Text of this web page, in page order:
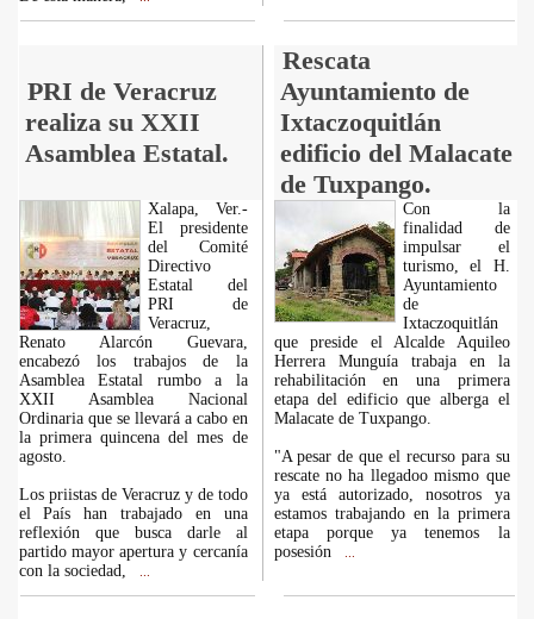
PRI de Veracruz
realiza su XXII
Asamblea Estatal.
Rescata
Ayuntamiento de
Ixtaczoquitlán
edificio del Malacate
de Tuxpango.
Xalapa, Ver.-
El presidente
del Comité
Directivo
Estatal del
PRI de
Veracruz,
Renato Alarcón Guevara,
encabezó los trabajos de la
Asamblea Estatal rumbo a la
XXII Asamblea Nacional
Ordinaria que se llevará a cabo en
la primera quincena del mes de
agosto.
Los priistas de Veracruz y de todo
el País han trabajado en una
reflexión que busca darle al
partido mayor apertura y cercanía
con la sociedad,
Con la
finalidad de
impulsar el
turismo, el H.
Ayuntamiento
de
Ixtaczoquitlán
que preside el Alcalde Aquileo
Herrera Munguía trabaja en la
rehabilitación en una primera
etapa del edificio que alberga el
Malacate de Tuxpango.
"A pesar de que el recurso para su
rescate no ha llegadoo mismo que
ya está autorizado, nosotros ya
estamos trabajando en la primera
etapa porque ya tenemos la
posesión